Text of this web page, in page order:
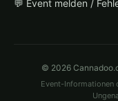
💬 Event melden /
© 2026
Event-Informationen